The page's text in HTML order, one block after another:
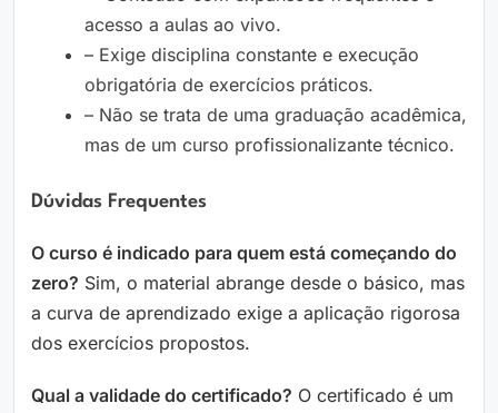
acesso a aulas ao vivo.
– Exige disciplina constante e execução
obrigatória de exercícios práticos.
– Não se trata de uma graduação acadêmica,
mas de um curso profissionalizante técnico.
Dúvidas Frequentes
O curso é indicado para quem está começando do
zero? Sim, o material abrange desde o básico, mas
a curva de aprendizado exige a aplicação rigorosa
dos exercícios propostos.
Qual a validade do certificado? O certificado é um